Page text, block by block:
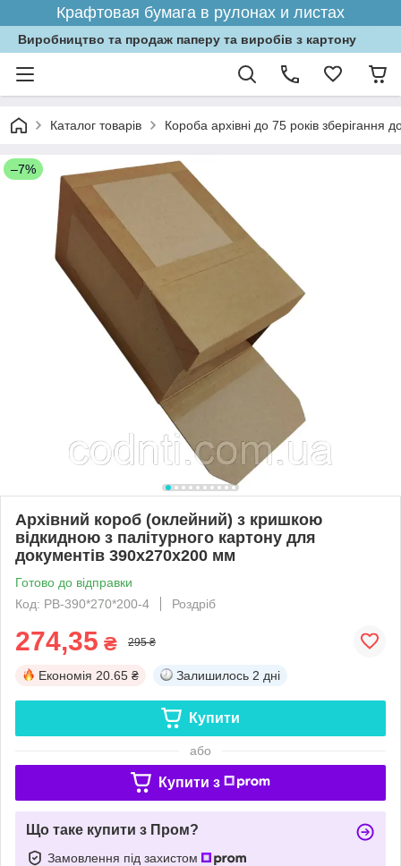
Крафтовая бумага в рулонах и листах
Виробництво та продаж паперу та виробів з картону
Каталог товарів Короба архівні до 75 років зберігання
–7%
Архівний короб (оклейний) з кришкою
відкидною з палітурного картону для
документів 390х270х200 мм
Готово до відправки
Код: PB-390*270*200-4
Роздріб
274,35 ₴ 295 ₴
Економія 20.65 ₴ Залишилось 2 дні
Купити
або
Купити з
Що таке купити з Пром?
Замовлення під захистом